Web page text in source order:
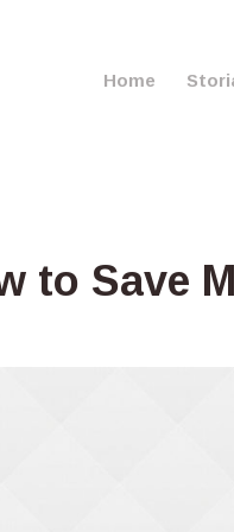
Home
to Save